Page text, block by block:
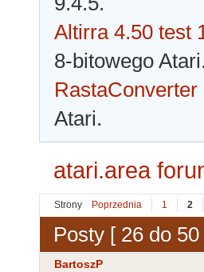
Altirra 4.50 test
8-bitowego Atari.
RastaConverter
Atari.
atari.area
Strony Poprzednia 1 2
Posty [ 26 do
BartoszP